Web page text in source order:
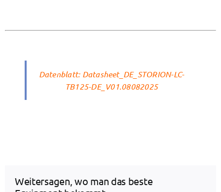
Datenblatt: Datasheet_DE_STORION-LC-
TB125-DE_V01.08082025
Weitersagen, wo man das beste